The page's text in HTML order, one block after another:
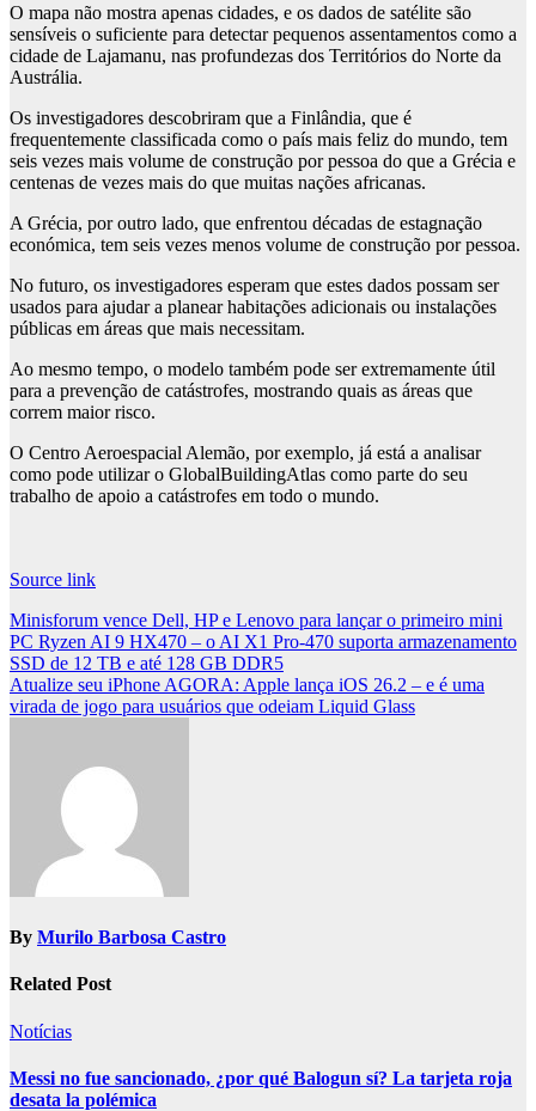
O mapa não mostra apenas cidades, e os dados de satélite são
sensíveis o suficiente para detectar pequenos assentamentos como a
cidade de Lajamanu, nas profundezas dos Territórios do Norte da
Austrália.
Os investigadores descobriram que a Finlândia, que é
frequentemente classificada como o país mais feliz do mundo, tem
seis vezes mais volume de construção por pessoa do que a Grécia e
centenas de vezes mais do que muitas nações africanas.
A Grécia, por outro lado, que enfrentou décadas de estagnação
económica, tem seis vezes menos volume de construção por pessoa.
No futuro, os investigadores esperam que estes dados possam ser
usados ​​para ajudar a planear habitações adicionais ou instalações
públicas em áreas que mais necessitam.
Ao mesmo tempo, o modelo também pode ser extremamente útil
para a prevenção de catástrofes, mostrando quais as áreas que
correm maior risco.
O Centro Aeroespacial Alemão, por exemplo, já está a analisar
como pode utilizar o GlobalBuildingAtlas como parte do seu
trabalho de apoio a catástrofes em todo o mundo.
Source link
Post
navigation
Minisforum vence Dell, HP e Lenovo para lançar o primeiro mini
PC Ryzen AI 9 HX470 – o AI X1 Pro-470 suporta armazenamento
SSD de 12 TB e até 128 GB DDR5
Atualize seu iPhone AGORA: Apple lança iOS 26.2 – e é uma
virada de jogo para usuários que odeiam Liquid Glass
By Murilo Barbosa Castro
Related Post
Notícias
Messi no fue sancionado, ¿por qué Balogun sí? La tarjeta roja
desata la polémica